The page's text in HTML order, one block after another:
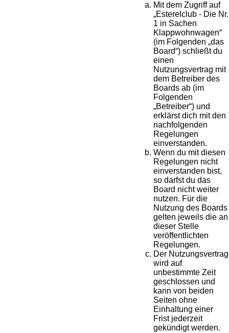
Mit dem Zugriff auf
„Esterelclub - Die Nr.
1 in Sachen
Klappwohnwagen“
(im Folgenden „das
Board“) schließt du
einen
Nutzungsvertrag mit
dem Betreiber des
Boards ab (im
Folgenden
„Betreiber“) und
erklärst dich mit den
nachfolgenden
Regelungen
einverstanden.
Wenn du mit diesen
Regelungen nicht
einverstanden bist,
so darfst du das
Board nicht weiter
nutzen. Für die
Nutzung des Boards
gelten jeweils die an
dieser Stelle
veröffentlichten
Regelungen.
Der Nutzungsvertrag
wird auf
unbestimmte Zeit
geschlossen und
kann von beiden
Seiten ohne
Einhaltung einer
Frist jederzeit
gekündigt werden.